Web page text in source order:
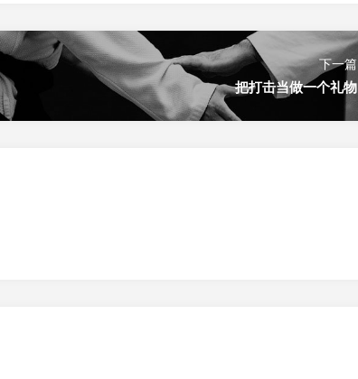
下一篇
把打击当做一个礼物